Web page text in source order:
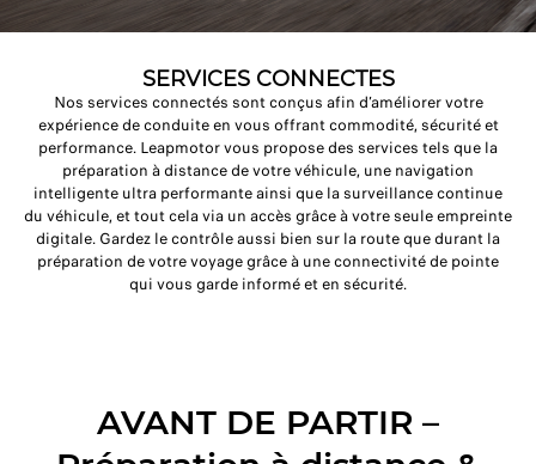
SERVICES CONNECTES
Nos services connectés sont conçus afin d’améliorer votre
expérience de conduite en vous offrant commodité, sécurité et
performance. Leapmotor vous propose des services tels que la
préparation à distance de votre véhicule, une navigation
intelligente ultra performante ainsi que la surveillance continue
du véhicule, et tout cela via un accès grâce à votre seule empreinte
digitale. Gardez le contrôle aussi bien sur la route que durant la
préparation de votre voyage grâce à une connectivité de pointe
qui vous garde informé et en sécurité.
AVANT DE PARTIR –